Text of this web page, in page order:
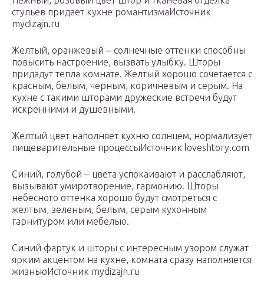
стульев придает кухне романтизмаИсточник
mydizajn.ru
Желтый, оранжевый ‒ солнечные оттенки способны
повысить настроение, вызвать улыбку. Шторы
придадут тепла комнате. Желтый хорошо сочетается с
красным, белым, черным, коричневым и серым. На
кухне с такими шторами дружеские встречи будут
искренними и душевными.
Желтый цвет наполняет кухню солнцем, нормализует
пищеварительные процессыИсточник loveshtory.com
Синий, голубой ‒ цвета успокаивают и расслабляют,
вызывают умиротворение, гармонию. Шторы
небесного оттенка хорошо будут смотреться с
желтым, зеленым, белым, серым кухонным
гарнитуром или мебелью.
Синий фартук и шторы с интересным узором служат
ярким акцентом на кухне, комната сразу наполняется
жизньюИсточник mydizajn.ru